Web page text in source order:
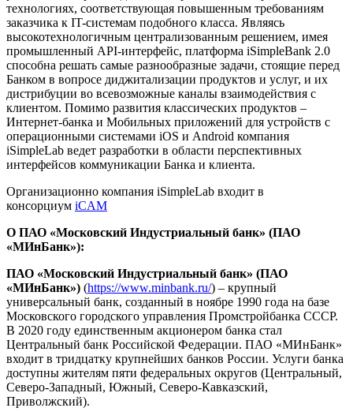
технологиях, соответствующая повышенным требованиям
заказчика к IT-системам подобного класса. Являясь
высокотехнологичным централизованным решением, имея
промышленный API-интерфейс, платформа iSimpleBank 2.0
способна решать самые разнообразные задачи, стоящие перед
Банком в вопросе диджитализации продуктов и услуг, и их
дистрибуции во всевозможные каналы взаимодействия с
клиентом. Помимо развития классических продуктов –
Интернет-банка и Мобильных приложений для устройств с
операционными системами iOS и Android компания
iSimpleLab ведет разработки в области перспективных
интерфейсов коммуникации Банка и клиента.
Организационно компания iSimpleLab входит в
консорциум iCAM
О ПАО «Московский Индустриальный банк» (ПАО
«МИнБанк»):
ПАО «Московский Индустриальный банк» (ПАО
«МИнБанк») (https://www.minbank.ru/) – крупный
универсальный банк, созданный в ноябре 1990 года на базе
Московского городского управления Промстройбанка СССР.
В 2020 году единственным акционером банка стал
Центральный банк Российской Федерации. ПАО «МИнБанк»
входит в тридцатку крупнейших банков России. Услуги банка
доступны жителям пяти федеральных округов (Центральный,
Северо-Западный, Южный, Северо-Кавказский,
Приволжский).